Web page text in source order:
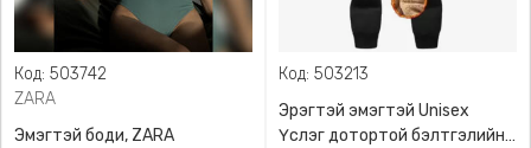
Код: 503742
ZARA
Эмэгтэй боди, ZARA
Код: 503213
Эрэгтэй эмэгтэй Unisex
Үслэг дотортой бэлтгэлийн